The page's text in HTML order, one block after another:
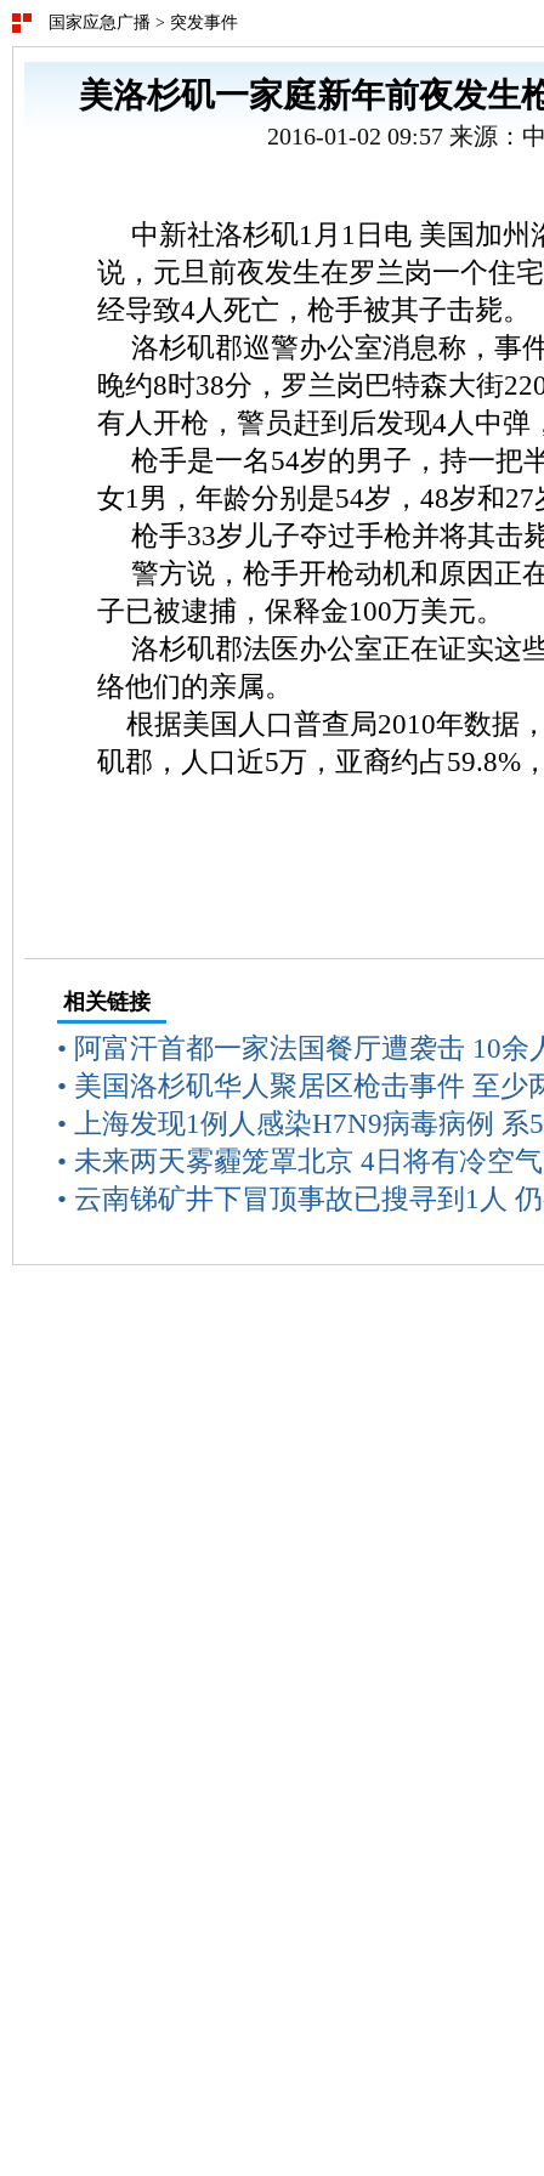
国家应急广播 > 突发事件
美洛杉矶一家庭新年前夜发生
2016-01-02 09:57 来源：
中新社洛杉矶1月1日电 美国加州
说，元旦前夜发生在罗兰岗一个住
经导致4人死亡，枪手被其子击毙。
洛杉矶郡巡警办公室消息称，事
晚约8时38分，罗兰岗巴特森大街
有人开枪，警员赶到后发现4人中弹
枪手是一名54岁的男子，持一把
女1男，年龄分别是54岁，48岁和27
枪手33岁儿子夺过手枪并将其击
警方说，枪手开枪动机和原因正
子已被逮捕，保释金100万美元。
洛杉矶郡法医办公室正在证实这
络他们的亲属。
根据美国人口普查局2010年数据
矶郡，人口近5万，亚裔约占59.8%
相关链接
• 阿富汗首都一家法国餐厅遭袭击 10余
• 美国洛杉矶华人聚居区枪击事件 至少
•
上海发现1例人感染H7N9病毒病例 系
• 未来两天雾霾笼罩北京 4日将有冷空
• 云南锑矿井下冒顶事故已搜寻到1人